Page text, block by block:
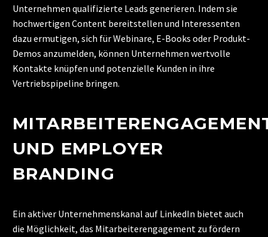
Unternehmen qualifizierte Leads generieren. Indem sie
hochwertigen Content bereitstellen und Interessenten
dazu ermutigen, sich für Webinare, E-Books oder Produkt-
Demos anzumelden, können Unternehmen wertvolle
Kontakte knüpfen und potenzielle Kunden in ihre
Vertriebspipeline bringen.
UND EMPLOYER
BRANDING
Ein aktiver Unternehmenskanal auf LinkedIn bietet auch
die Möglichkeit, das Mitarbeiterengagement zu fördern